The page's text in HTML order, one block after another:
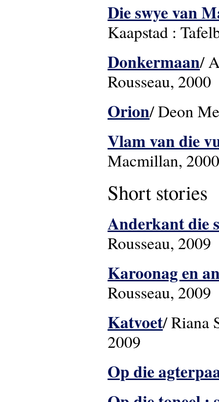
Die swye van
Kaapstad :
Donkermaan/
Rousseau, 2000
Orion/ Deon
Vlam van die
Macmillan, 2000
Short stories
Anderkant die
Rousseau, 2009
Karoonag en
Rousseau, 2009
Katvoet/ Riana
2009
Op die